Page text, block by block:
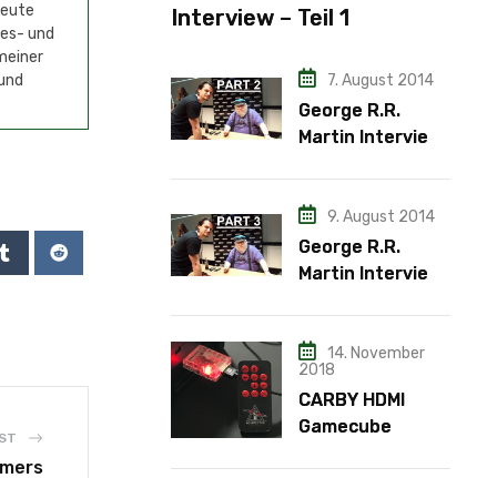
und
Interview – Teil 1
7. August 2014
George R.R.
Martin Interview
9. August 2014
George R.R.
Martin Interview
14. November
2018
CARBY HDMI
Gamecube